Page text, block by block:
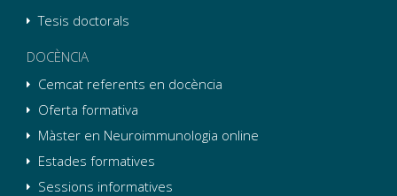
Tesis doctorals
DOCÈNCIA
Cemcat referents en docència
Oferta formativa
Màster en Neuroimmunologia online
Estades formatives
Sessions informatives